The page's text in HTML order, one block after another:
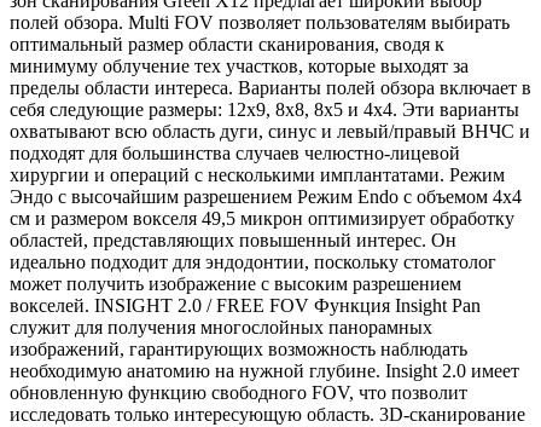
полей обзора. Multi FOV позволяет пользователям выбирать
оптимальный размер области сканирования, сводя к
минимуму облучение тех участков, которые выходят за
пределы области интереса. Варианты полей обзора включает в
себя следующие размеры: 12x9, 8x8, 8x5 и 4x4. Эти варианты
охватывают всю область дуги, синус и левый/правый ВНЧС и
подходят для большинства случаев челюстно-лицевой
хирургии и операций с несколькими имплантатами. Режим
Эндо с высочайшим разрешением Режим Endo с объемом 4x4
см и размером вокселя 49,5 микрон оптимизирует обработку
областей, представляющих повышенный интерес. Он
идеально подходит для эндодонтии, поскольку стоматолог
может получить изображение с высоким разрешением
вокселей. INSIGHT 2.0 / FREE FOV Функция Insight Pan
служит для получения многослойных панорамных
изображений, гарантирующих возможность наблюдать
необходимую анатомию на нужной глубине. Insight 2.0 имеет
обновленную функцию свободного FOV, что позволит
исследовать только интересующую область. 3D-сканирование